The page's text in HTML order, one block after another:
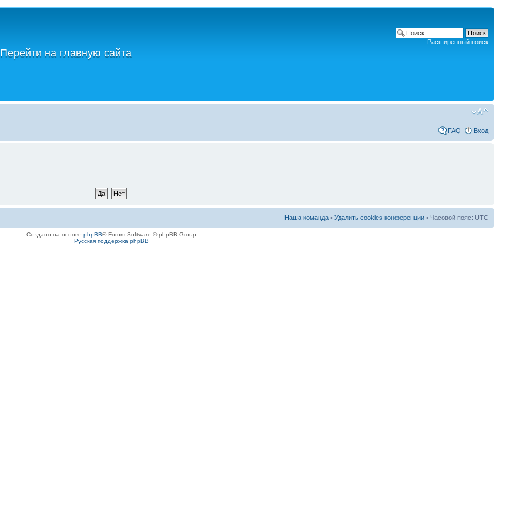
Перейти на главную сайта
Расширенный поиск
FAQ Вход
Наша команда • Удалить cookies конференции • Часовой пояс: UTC
Создано на основе phpBB® Forum Software © phpBB Group
Русская поддержка phpBB